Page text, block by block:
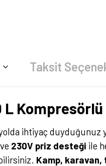
Taksit
ihtiyaç
ve 230V priz desteği ile
Kamp,